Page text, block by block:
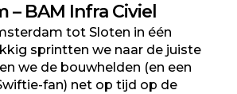
– BAM Infra Civiel
tot Sloten in één
sprintten we naar de juiste
we de bouwhelden (en een
fan) net op tijd op de